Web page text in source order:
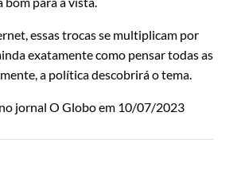
essas trocas se multiplicam por
exatamente como pensar todas as
a política descobrirá o tema.
jornal O Globo em 10/07/2023